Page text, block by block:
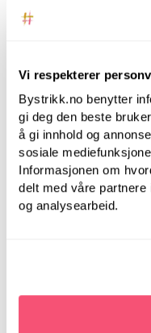
Vi respekterer
Bystrikk.no benytter
gi deg den beste
å gi innhold og
sosiale
Informasjonen om
delt med våre partnere
og analysearbeid.